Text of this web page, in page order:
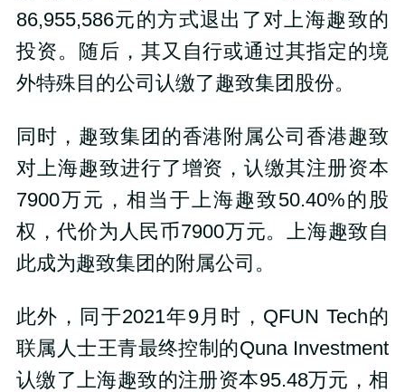
86,955,586元的方式退出了对上海趣致的
投资。随后，其又自行或通过其指定的境
外特殊目的公司认缴了趣致集团股份。
同时，趣致集团的香港附属公司香港趣致
对上海趣致进行了增资，认缴其注册资本
7900万元，相当于上海趣致50.40%的股
权，代价为人民币7900万元。上海趣致自
此成为趣致集团的附属公司。
此外，同于2021年9月时，QFUN Tech的
联属人士王青最终控制的Quna Investment
认缴了上海趣致的注册资本95.48万元，相